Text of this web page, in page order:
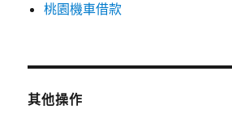
桃園機車借款
其他操作